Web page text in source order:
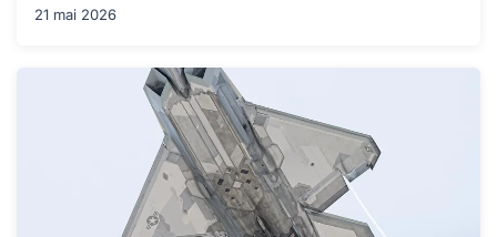
21 mai 2026